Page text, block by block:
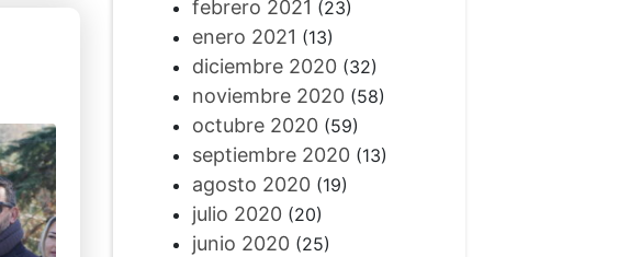
febrero 2021 (23)
enero 2021 (13)
diciembre 2020(32)
noviembre 2020(58)
octubre 2020(59)
septiembre 2020(13)
agosto 2020(19)
julio 2020(20)
junio 2020(25)